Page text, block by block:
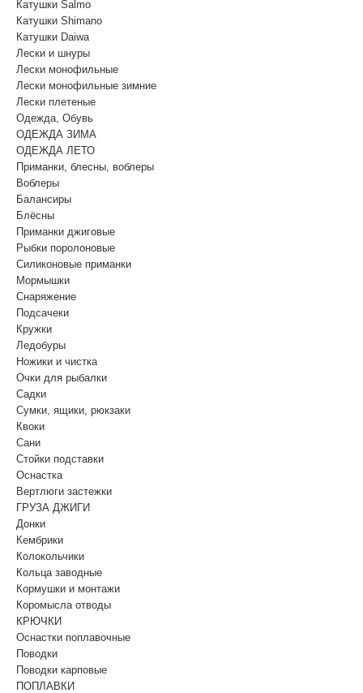
Катушки Salmo
Катушки Shimano
Катушки Daiwa
Лески и шнуры
Лески монофильные
Лески монофильные зимние
Лески плетеные
Одежда, Обувь
ОДЕЖДА ЗИМА
ОДЕЖДА ЛЕТО
Приманки, блесны, воблеры
Воблеры
Балансиры
Блёсны
Приманки джиговые
Рыбки поролоновые
Силиконовые приманки
Мормышки
Снаряжение
Подсачеки
Кружки
Ледобуры
Ножики и чистка
Очки для рыбалки
Садки
Сумки, ящики, рюкзаки
Квоки
Сани
Стойки подставки
Оснастка
Вертлюги застежки
ГРУЗА ДЖИГИ
Донки
Кембрики
Колокольчики
Кольца заводные
Кормушки и монтажи
Коромысла отводы
КРЮЧКИ
Оснастки поплавочные
Поводки
Поводки карповые
ПОПЛАВКИ